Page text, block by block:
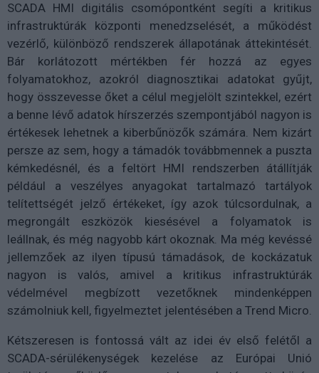
SCADA HMI digitális csomópontként segíti a kritikus
infrastruktúrák központi menedzselését, a működést
vezérlő, különböző rendszerek állapotának áttekintését.
Bár korlátozott mértékben fér hozzá az egyes
folyamatokhoz, azokról diagnosztikai adatokat gyűjt,
hogy összevesse őket a célul megjelölt szintekkel, ezért
a benne lévő adatok hírszerzés szempontjából nagyon is
értékesek lehetnek a kiberbűnözők számára. Nem kizárt
persze az sem, hogy a támadók továbbmennek a puszta
kémkedésnél, és a feltört HMI rendszerben átállítják
például a veszélyes anyagokat tartalmazó tartályok
telítettségét jelző értékeket, így azok túlcsordulnak, a
megrongált eszközök kiesésével a folyamatok is
leállnak, és még nagyobb kárt okoznak. Ma még kevéssé
jellemzőek az ilyen típusú támadások, de kockázatuk
nagyon is valós, amivel a kritikus infrastruktúrák
védelmével megbízott vezetőknek mindenképpen
számolniuk kell, figyelmeztet jelentésében a Trend Micro.
Kétszeresen is fontossá vált az idei év első felétől a
SCADA-sérülékenységek kezelése az Európai Unió